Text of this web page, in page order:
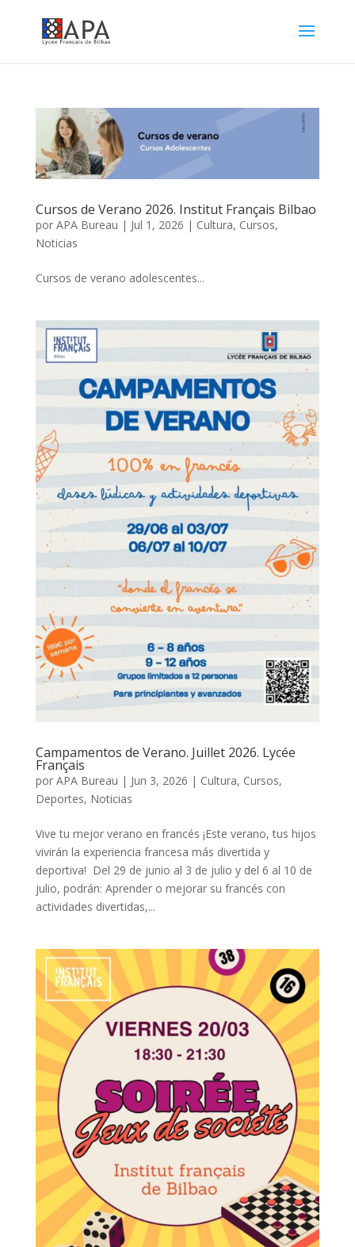
Cursos de Verano 2026. Institut Français Bilbao
por APA Bureau | Jul 1, 2026 | Cultura, Cursos,
Noticias
Cursos de verano adolescentes...
Campamentos de Verano. Juillet 2026. Lycée
Français
por APA Bureau | Jun 3, 2026 | Cultura, Cursos,
Deportes, Noticias
Vive tu mejor verano en francés ¡Este verano, tus hijos
vivirán la experiencia francesa más divertida y
deportiva! Del 29 de junio al 3 de julio y del 6 al 10 de
julio, podrán: Aprender o mejorar su francés con
actividades divertidas,...